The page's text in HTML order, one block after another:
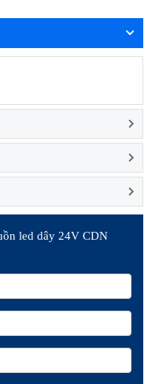
led dây 24V CDN